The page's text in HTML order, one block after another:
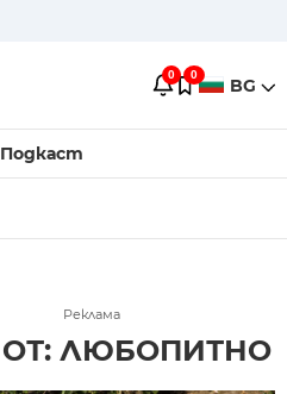
0 0 BG
Подкаст
Реклама
ЛЮБОПИТНО